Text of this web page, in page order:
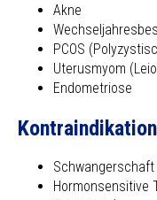
Akne
PCOS
Uterusmyom
Endometriose
Kontraindikation
Hormonsensitive